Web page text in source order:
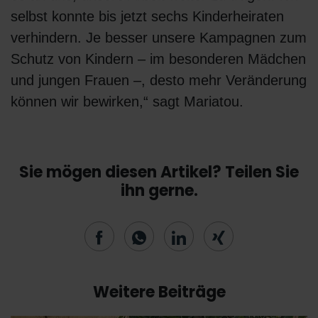
selbst konnte bis jetzt sechs Kinderheiraten
verhindern. Je besser unsere Kampagnen zum
Schutz von Kindern – im besonderen Mädchen
und jungen Frauen –, desto mehr Veränderung
können wir bewirken,“ sagt Mariatou.
Sie mögen diesen Artikel? Teilen Sie
ihn gerne.
Weitere Beiträge